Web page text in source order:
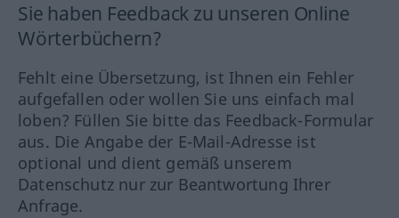
Sie haben Feedback zu unseren Online
Wörterbüchern?
Fehlt eine Übersetzung, ist Ihnen ein Fehler
aufgefallen oder wollen Sie uns einfach mal
loben? Füllen Sie bitte das Feedback-Formular
aus. Die Angabe der E-Mail-Adresse ist
optional und dient gemäß unserem
Datenschutz nur zur Beantwortung Ihrer
Anfrage.